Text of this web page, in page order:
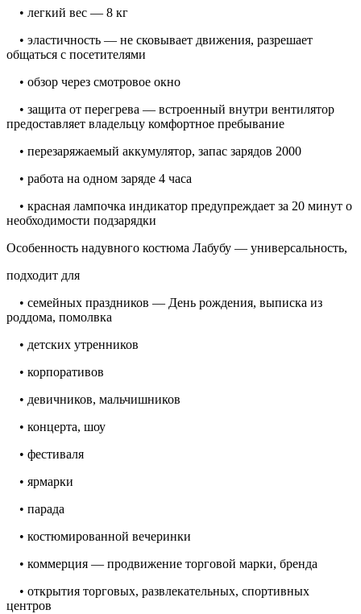
• легкий вес — 8 кг
• эластичность — не сковывает движения, разрешает
общаться с посетителями
• обзор через смотровое окно
• защита от перегрева — встроенный внутри вентилятор
предоставляет владельцу комфортное пребывание
• перезаряжаемый аккумулятор, запас зарядов 2000
• работа на одном заряде 4 часа
• красная лампочка индикатор предупреждает за 20 минут о
необходимости подзарядки
Особенность надувного костюма Лабубу — универсальность,
подходит для
• семейных праздников — День рождения, выписка из
роддома, помолвка
• детских утренников
• корпоративов
• девичников, мальчишников
• концерта, шоу
• фестиваля
• ярмарки
• парада
• костюмированной вечеринки
• коммерция — продвижение торговой марки, бренда
• открытия торговых, развлекательных, спортивных
центров